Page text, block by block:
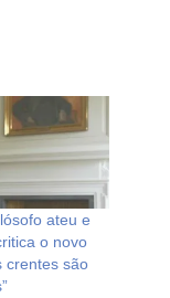
ateu e
o novo
crentes são